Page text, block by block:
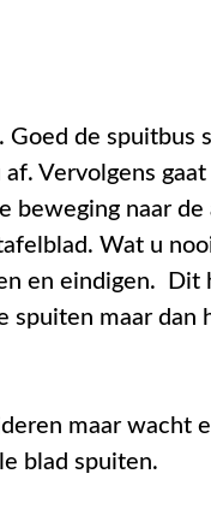
de spuitbus
Vervolgens
beweging naar
Wat u
en eindigen. Dit
maar dan
maar wacht
blad spuiten.